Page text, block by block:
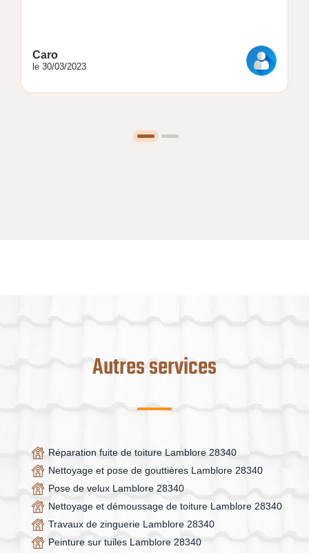
Caro
le 30/03/2023
Autres services
Réparation fuite de toiture Lamblore 28340
Nettoyage et pose de gouttières Lamblore 28340
Pose de velux Lamblore 28340
Nettoyage et démoussage de toiture Lamblore 28340
Travaux de zinguerie Lamblore 28340
Peinture sur tuiles Lamblore 28340